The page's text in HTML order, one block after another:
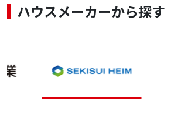
ハウスメーカーから探す